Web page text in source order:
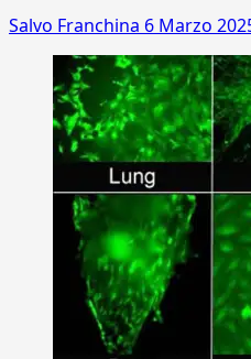
Salvo Franchina 6 Marzo